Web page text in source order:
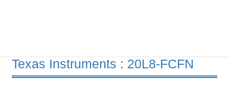
Texas Instruments : 20L8-FCFN